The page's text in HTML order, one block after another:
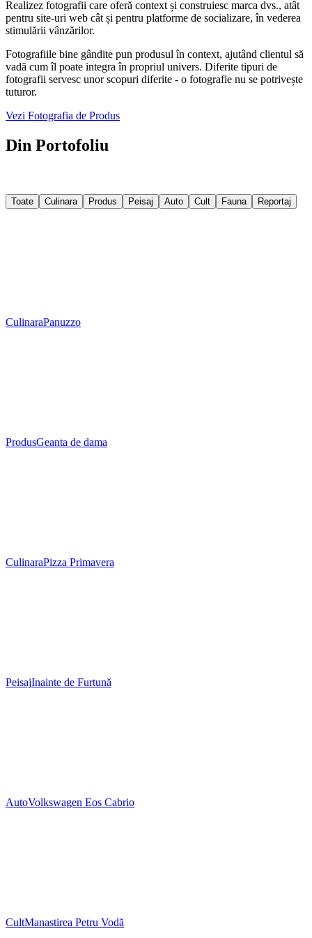
Realizez fotografii care oferă context și construiesc marca dvs., atât
pentru site-uri web cât și pentru platforme de socializare, în vederea
stimulării vânzărilor.
Fotografiile bine gândite pun produsul în context, ajutând clientul să
vadă cum îl poate integra în propriul univers. Diferite tipuri de
fotografii servesc unor scopuri diferite - o fotografie nu se potrivește
tuturor.
Vezi Fotografia de Produs
Din Portofoliu
Toate Culinara Produs Peisaj Auto Cult Fauna Reportaj
CulinaraPanuzzo
ProdusGeanta de dama
CulinaraPizza Primavera
PeisajInainte de Furtună
AutoVolkswagen Eos Cabrio
CultManastirea Petru Vodă